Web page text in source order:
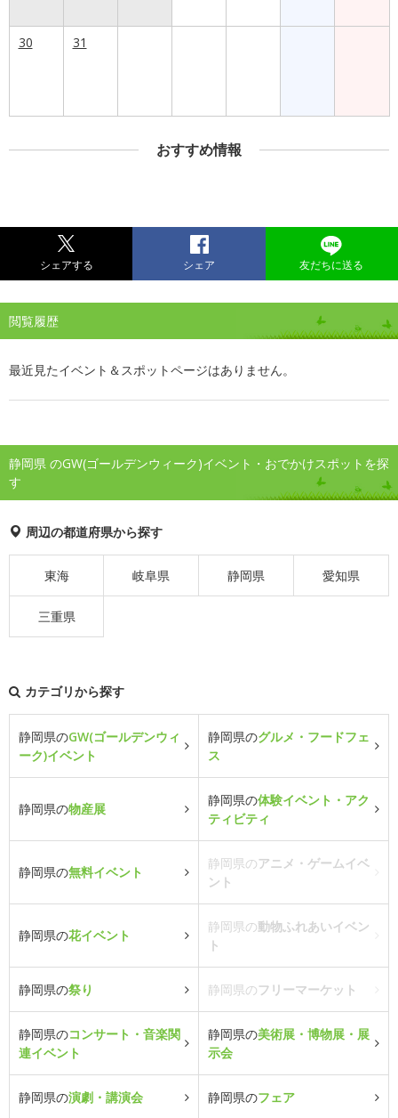
30 31
おすすめ情報
シェアする シェア 友だちに送る
閲覧履歴
最近見たイベント＆スポットページはありません。
静岡県 のGW(ゴールデンウィーク)イベント・おでかけスポットを探
す
周辺の都道府県から探す
東海 岐阜県 静岡県 愛知県
三重県
カテゴリから探す
静岡県のGW(ゴールデンウィ
ーク)イベント
静岡県のグルメ・フードフェ
ス
静岡県の物産展
静岡県の体験イベント・アク
ティビティ
静岡県の無料イベント
静岡県のアニメ・ゲームイベ
ント
静岡県の花イベント
静岡県の動物ふれあいイベン
ト
静岡県の祭り 静岡県のフリーマーケット
静岡県のコンサート・音楽関
連イベント
静岡県の美術展・博物展・展
示会
静岡県の演劇・講演会 静岡県のフェア